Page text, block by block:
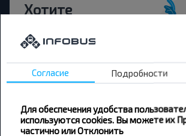
Хотите
дешевле?
Не пропусти специальные акции,
другие интересные предложения
путешествуй с нами дешевле!
Согласие Подробности
Для обеспечения удобства
используются cookies. Вы можете их
частично или Отклонить